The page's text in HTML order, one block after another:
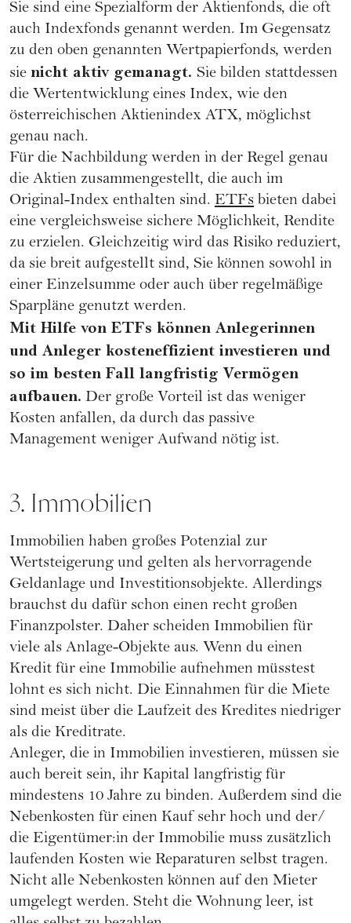
Sie sind eine Spezialform der Aktienfonds, die oft
auch Indexfonds genannt werden. Im Gegensatz
zu den oben genannten Wertpapierfonds, werden
sie nicht aktiv gemanagt. Sie bilden stattdessen
die Wertentwicklung eines Index, wie den
österreichischen Aktienindex ATX, möglichst
genau nach.
Für die Nachbildung werden in der Regel genau
die Aktien zusammengestellt, die auch im
Original-Index enthalten sind. ETFs bieten dabei
eine vergleichsweise sichere Möglichkeit, Rendite
zu erzielen. Gleichzeitig wird das Risiko reduziert,
da sie breit aufgestellt sind, Sie können sowohl in
einer Einzelsumme oder auch über regelmäßige
Sparpläne genutzt werden.
Mit Hilfe von ETFs können Anlegerinnen
und Anleger kosteneffizient investieren und
so im besten Fall langfristig Vermögen
aufbauen. Der große Vorteil ist das weniger
Kosten anfallen, da durch das passive
Management weniger Aufwand nötig ist.
3. Immobilien
Immobilien haben großes Potenzial zur
Wertsteigerung und gelten als hervorragende
Geldanlage und Investitionsobjekte. Allerdings
brauchst du dafür schon einen recht großen
Finanzpolster. Daher scheiden Immobilien für
viele als Anlage-Objekte aus. Wenn du einen
Kredit für eine Immobilie aufnehmen müsstest
lohnt es sich nicht. Die Einnahmen für die Miete
sind meist über die Laufzeit des Kredites niedriger
als die Kreditrate.
Anleger, die in Immobilien investieren, müssen sie
auch bereit sein, ihr Kapital langfristig für
mindestens 10 Jahre zu binden. Außerdem sind die
Nebenkosten für einen Kauf sehr hoch und der/
die Eigentümer:in der Immobilie muss zusätzlich
laufenden Kosten wie Reparaturen selbst tragen.
Nicht alle Nebenkosten können auf den Mieter
umgelegt werden. Steht die Wohnung leer, ist